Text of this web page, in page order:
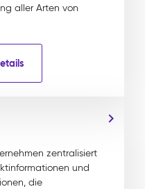
aller Arten von
zentralisiert
und
die